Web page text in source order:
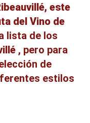
, este
del Vino de
lista de los
, pero para
de
estilos